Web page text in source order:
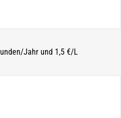
Jahr und 1,5 €/L